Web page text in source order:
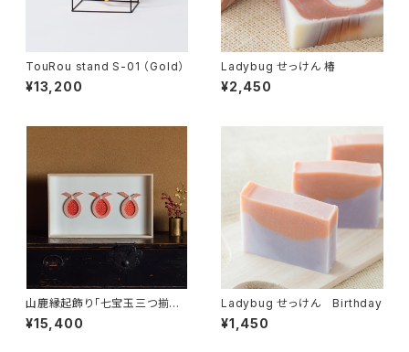
TouRou stand S-01 （Gold）
¥13,200
Ladybug せっけん 椿
¥2,450
山鹿縁起飾り「七宝玉三つ揃え
-三つ玉と七宝-」
¥15,400
Ladybug せっけん Birthday
¥1,450